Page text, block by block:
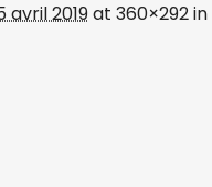
avril 2019at 360×292 in